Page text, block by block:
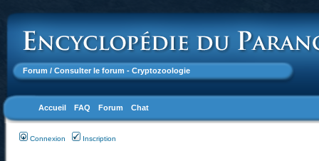
Forum / Consulter le forum - Cryptozoologie
Accueil FAQ Forum Chat
Connexion Inscription